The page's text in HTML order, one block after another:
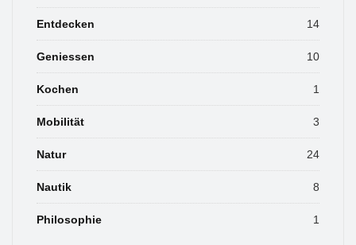
Entdecken 14
Geniessen 10
Kochen 1
Mobilität 3
Natur 24
Nautik 8
Philosophie 1